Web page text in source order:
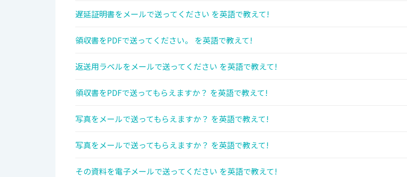
遅延証明書をメールで送ってください を英語で教えて!
領収書をPDFで送ってください。 を英語で教えて!
返送用ラベルをメールで送ってください を英語で教えて!
領収書をPDFで送ってもらえますか？ を英語で教えて!
写真をメールで送ってもらえますか？ を英語で教えて!
写真をメールで送ってもらえますか？ を英語で教えて!
その資料を電子メールで送ってください を英語で教えて!